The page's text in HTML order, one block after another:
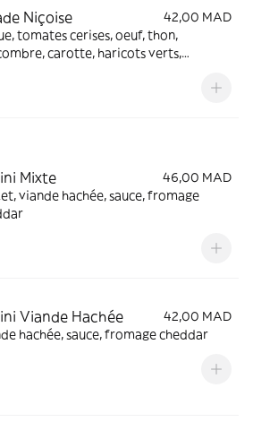
Niçoise
42,00 MAD
tomates cerises, oeuf, thon,
carotte, haricots verts,
Mixte
46,00 MAD
viande hachée, sauce, fromage
Viande Hachée
42,00 MAD
hachée, sauce, fromage cheddar